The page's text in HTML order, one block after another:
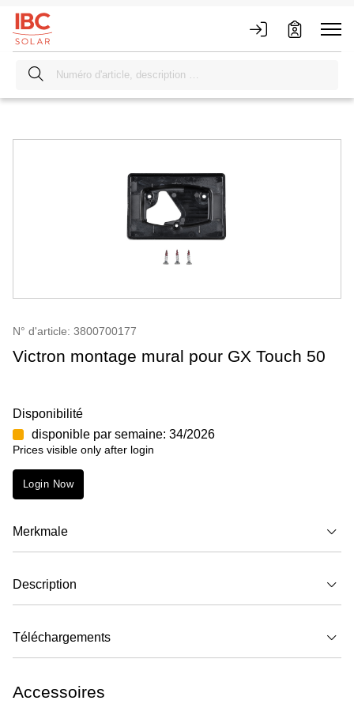
N° d'article: 3800700177
Victron montage mural pour GX Touch 50
Disponibilité
disponible par semaine: 34/2026
Prices visible only after login
Login Now
Merkmale
Description
Téléchargements
Accessoires